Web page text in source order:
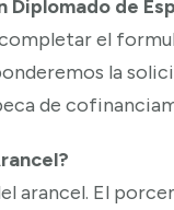
Diplomado de
el
la
de
arancel. El